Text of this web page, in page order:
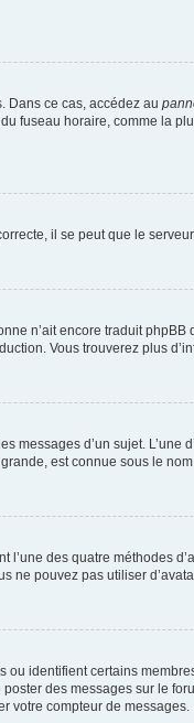
Dans ce cas, accédez au
fuseau horaire, comme la
il se peut que le
n’ait encore traduit
Vous trouverez plus
d’un sujet.
est connue sous le
des quatre méthodes
pouvez pas utiliser
identifient certains
des messages sur le
votre compteur de messages.